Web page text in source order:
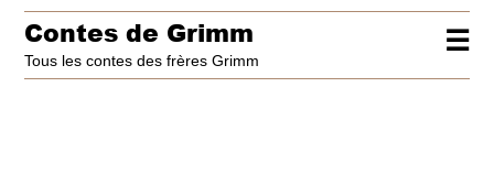
☰
Contes de Grimm
Tous les contes des frères Grimm